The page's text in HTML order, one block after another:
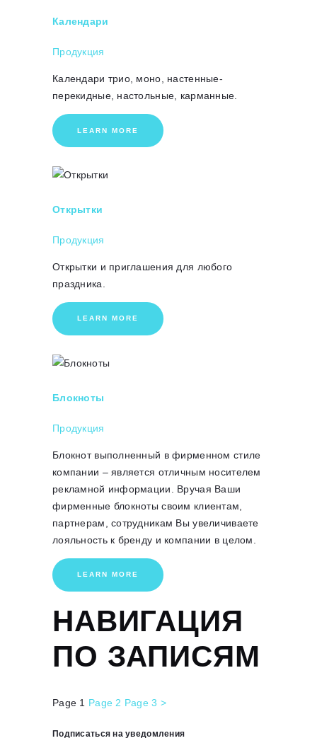
Календари
Продукция
Календари трио, моно, настенные-
перекидные, настольные, карманные.
LEARN MORE
Открытки
Продукция
Открытки и приглашения для любого
праздника.
LEARN MORE
Блокноты
Продукция
Блокнот выполненный в фирменном стиле
компании – является отличным носителем
рекламной информации. Вручая Ваши
фирменные блокноты своим клиентам,
партнерам, сотрудникам Вы увеличиваете
лояльность к бренду и компании в целом.
LEARN MORE
НАВИГАЦИЯ
ПО ЗАПИСЯМ
Page 1 Page 2 Page3 >
Подписаться на уведомления